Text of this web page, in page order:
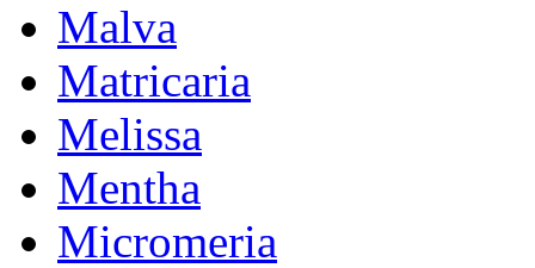
Malva
Matricaria
Melissa
Mentha
Micromeria